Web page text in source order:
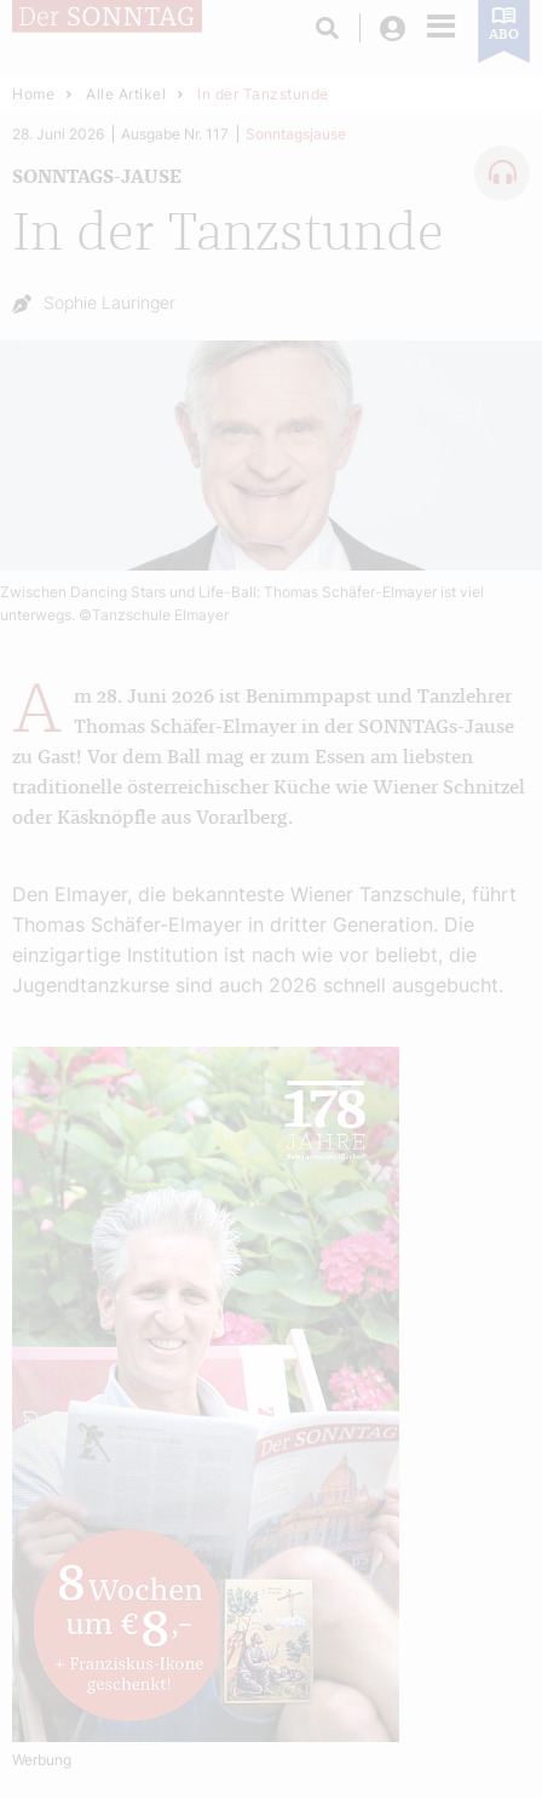
Login ABO
Home Alle Artikel In der Tanzstunde
In der Tanzstunde
SONNTAGS-JAUSE
28. Juni 2026 Ausgabe Nr. 117 Sonntagsjause
Autor:
Sophie Lauringer
Zwischen Dancing Stars und Life-Ball: Thomas Schäfer-Elmayer ist viel
unterwegs. ©Tanzschule Elmayer
A
m 28. Juni 2026 ist Benimmpapst und Tanzlehrer
Thomas Schäfer-Elmayer in der SONNTAGs-Jause
zu Gast! Vor dem Ball mag er zum Essen am liebsten
traditionelle österreichischer Küche wie Wiener Schnitzel
oder Käsknöpfle aus Vorarlberg.
Den Elmayer, die bekannteste Wiener Tanzschule, führt
Thomas Schäfer-Elmayer in dritter Generation. Die
einzigartige Institution ist nach wie vor beliebt, die
Jugend­tanzkurse sind auch 2026 schnell ausgebucht.
Werbung